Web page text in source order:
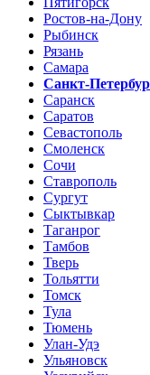
Ростов-на-Дону
Рыбинск
Рязань
Самара
Санкт-
Саранск
Саратов
Севастополь
Смоленск
Сочи
Ставрополь
Сургут
Сыктывкар
Таганрог
Тамбов
Тверь
Тольятти
Томск
Тула
Тюмень
Улан-Удэ
Ульяновск